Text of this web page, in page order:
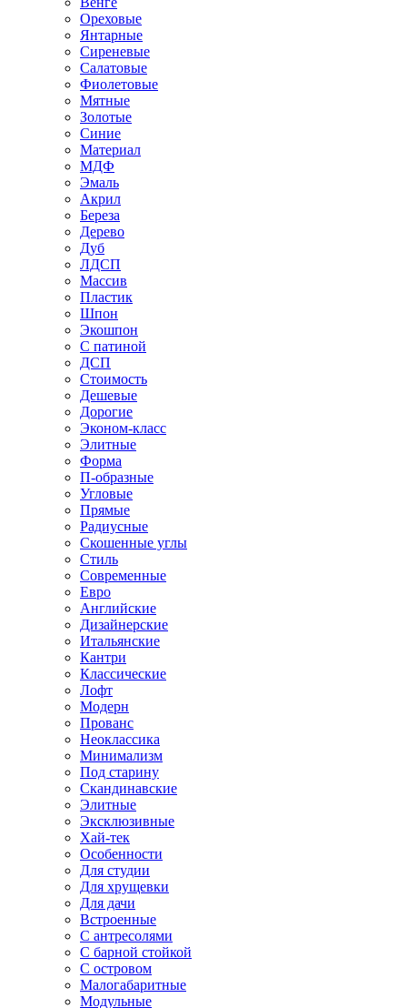
Ореховые
Янтарные
Сиреневые
Салатовые
Фиолетовые
Мятные
Золотые
Синие
Материал
МДФ
Эмаль
Акрил
Береза
Дерево
Дуб
ЛДСП
Массив
Пластик
Шпон
Экошпон
С патиной
ДСП
Стоимость
Дешевые
Дорогие
Эконом-класс
Элитные
Форма
П-образные
Угловые
Прямые
Радиусные
Скошенные углы
Стиль
Современные
Евро
Английские
Дизайнерские
Итальянские
Кантри
Классические
Лофт
Модерн
Прованс
Неоклассика
Минимализм
Под старину
Скандинавские
Элитные
Эксклюзивные
Хай-тек
Особенности
Для студии
Для хрущевки
Для дачи
Встроенные
С антресолями
С барной стойкой
С островом
Малогабаритные
Модульные